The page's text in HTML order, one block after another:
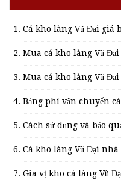
Cá kho làng Vũ Đại giá
Mua cá kho làng Vũ
Mua cá kho làng Vũ Đại
Bảng phí vận chuyển
Cách sử dụng và bảo
Cá kho làng Vũ Đại
Gia vị kho cá làng Vũ